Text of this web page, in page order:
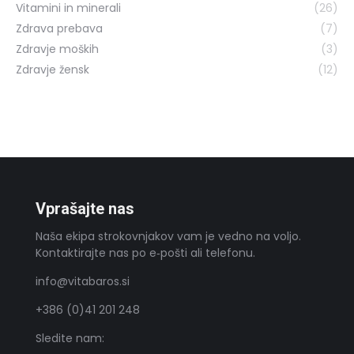
Vitamini in minerali
(26)
Zdrava prebava
(7)
Zdravje moških
(3)
Zdravje žensk
(12)
Vprašajte nas
Naša ekipa strokovnjakov vam je vedno na voljo.
Kontaktirajte nas po e‑pošti ali telefonu.
info@vitabaros.si
+386 (0)41 201 248
Sledite nam: